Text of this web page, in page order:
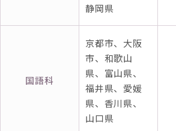
静岡県
国語科
京都市、大阪
市、和歌山
県、富山県、
福井県、愛媛
県、香川県、
山口県